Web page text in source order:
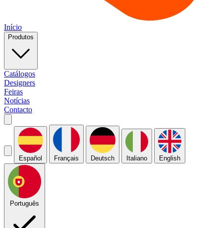
Início
Produtos
Catálogos
Designers
Feiras
Notícias
Contacto
Español Français Deutsch Italiano English
Português